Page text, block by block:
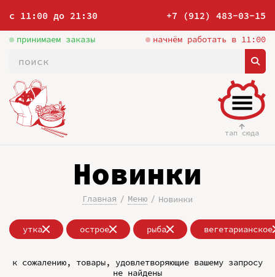
с 11:00 до 21:30 +7 (912) 483-03-15
принимаем заказы начнём работать в 11:00
тап сюда
Новинки
Главная Меню Новинки
утка острое рыба вегетарианское
к сожалению, товары, удовлетворяющие вашему запросу
не найдены